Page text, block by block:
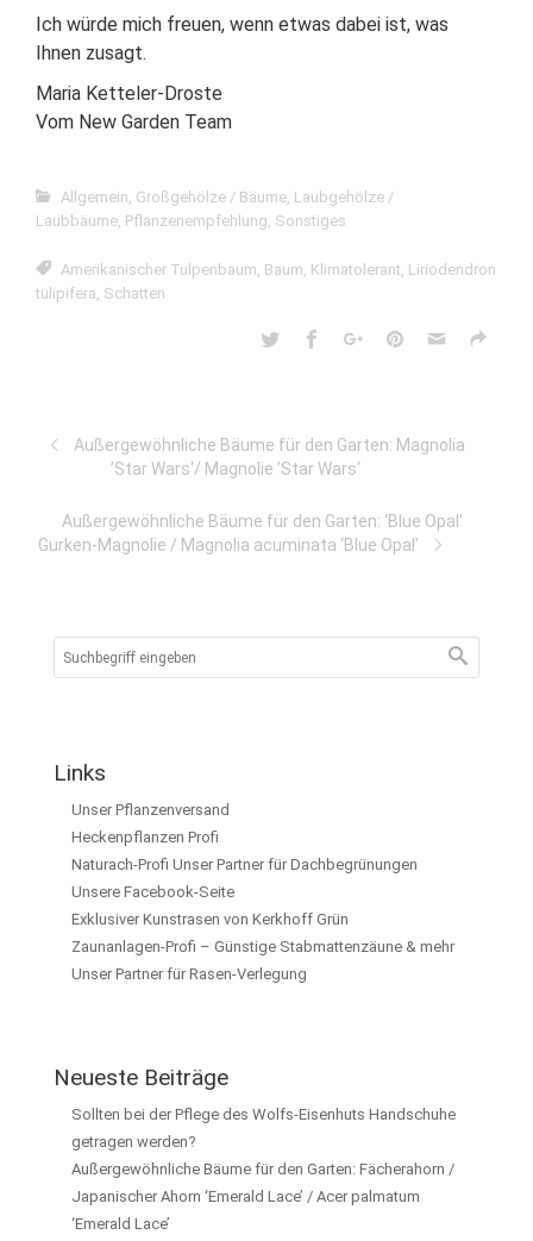
Ich würde mich freuen, wenn etwas dabei ist, was
Ihnen zusagt.
Maria Ketteler-Droste
Vom New Garden Team
Allgemein, Großgehölze / Bäume, Laubgehölze /
Laubbäume, Pflanzenempfehlung, Sonstiges
Amerikanischer Tulpenbaum, Baum, Klimatolerant, Liriodendron
tulipifera, Schatten
Außergewöhnliche Bäume für den Garten: Magnolia
’Star Wars‘/ Magnolie ’Star Wars‘
Außergewöhnliche Bäume für den Garten: ‘Blue Opal’
Gurken-Magnolie / Magnolia acuminata ‘Blue Opal’
Links
Unser Pflanzenversand
Heckenpflanzen Profi
Naturach-Profi Unser Partner für Dachbegrünungen
Unsere Facebook-Seite
Exklusiver Kunstrasen von Kerkhoff Grün
Zaunanlagen-Profi – Günstige Stabmattenzäune & mehr
Unser Partner für Rasen-Verlegung
Neueste Beiträge
Sollten bei der Pflege des Wolfs-Eisenhuts Handschuhe
getragen werden?
Außergewöhnliche Bäume für den Garten: Fächerahorn /
Japanischer Ahorn ‘Emerald Lace’ / Acer palmatum
‘Emerald Lace’